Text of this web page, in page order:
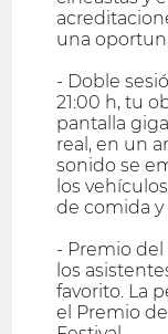
una
- Doble
21:00 h, tu
pantalla
real, en un
sonido se
los
de comida y
- Premio del
los
favorito. La
el Premio